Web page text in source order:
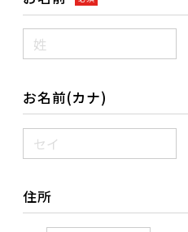
お名前(カナ)
住所